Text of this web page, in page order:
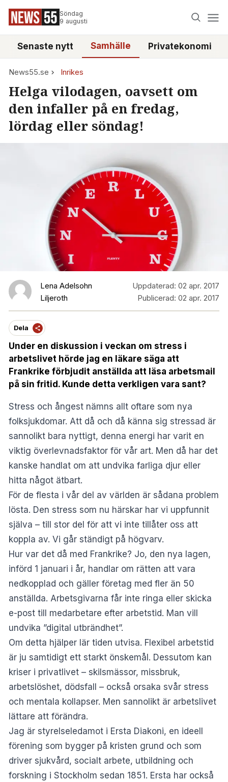
Söndag
9 augusti
Senaste nytt Samhälle Privatekonomi
News55.se Inrikes
Helga vilodagen, oavsett om
den infaller på en fredag,
lördag eller söndag!
Lena Adelsohn
Liljeroth
Uppdaterad: 02 apr. 2017
Publicerad: 02 apr. 2017
Dela
Under en diskussion i veckan om stress i
arbetslivet hörde jag en läkare säga att
Frankrike förbjudit anställda att läsa arbetsmail
på sin fritid. Kunde detta verkligen vara sant?
Stress och ångest nämns allt oftare som nya
folksjukdomar. Att då och då känna sig stressad är
sannolikt bara nyttigt, denna energi har varit en
viktig överlevnadsfaktor för vår art. Men då har det
kanske handlat om att undvika farliga djur eller
hitta något ätbart.
För de flesta i vår del av världen är sådana problem
lösta. Den stress som nu härskar har vi uppfunnit
själva – till stor del för att vi inte tillåter oss att
koppla av. Vi går ständigt på högvarv.
Hur var det då med Frankrike? Jo, den nya lagen,
införd 1 januari i år, handlar om rätten att vara
nedkopplad och gäller företag med fler än 50
anställda. Arbetsgivarna får inte ringa eller skicka
e-post till medarbetare efter arbetstid. Man vill
undvika ”digital utbrändhet”.
Om detta hjälper lär tiden utvisa. Flexibel arbetstid
är ju samtidigt ett starkt önskemål. Dessutom kan
kriser i privatlivet – skilsmässor, missbruk,
arbetslöshet, dödsfall – också orsaka svår stress
och mentala kollapser. Men sannolikt är arbetslivet
lättare att förändra.
Jag är styrelseledamot i Ersta Diakoni, en ideell
förening som bygger på kristen grund och som
driver sjukvård, socialt arbete, utbildning och
forskning i Stockholm sedan 1851. Ersta har också